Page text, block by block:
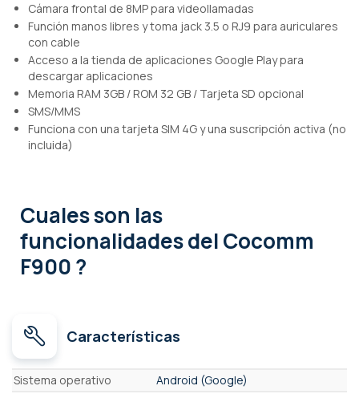
Cámara frontal de 8MP para videollamadas
Función manos libres y toma jack 3.5 o RJ9 para auriculares
con cable
Acceso a la tienda de aplicaciones Google Play para
descargar aplicaciones
Memoria RAM 3GB / ROM 32 GB / Tarjeta SD opcional
SMS/MMS
Funciona con una tarjeta SIM 4G y una suscripción activa (no
incluida)
Cuales son las
funcionalidadesdel Cocomm
F900 ?
Características
Características
Sistema operativo
Android (Google)